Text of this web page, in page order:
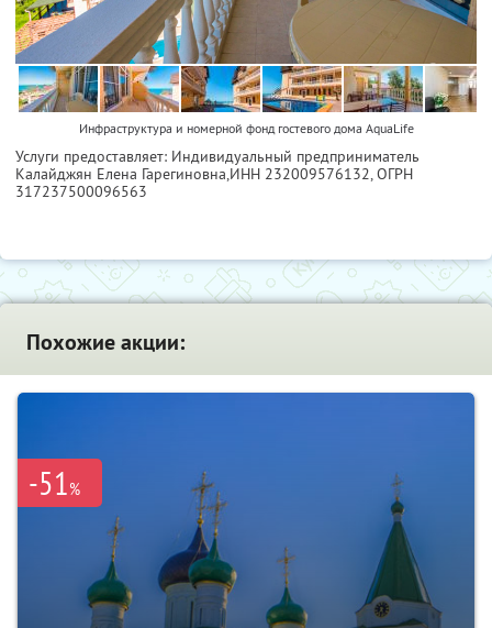
Инфраструктура и номерной фонд гостевого дома AquaLife
Услуги предоставляет: Индивидуальный предприниматель
Калайджян Елена Гарегиновна,ИНН 232009576132, ОГРН
317237500096563
Похожие акции:
-51%